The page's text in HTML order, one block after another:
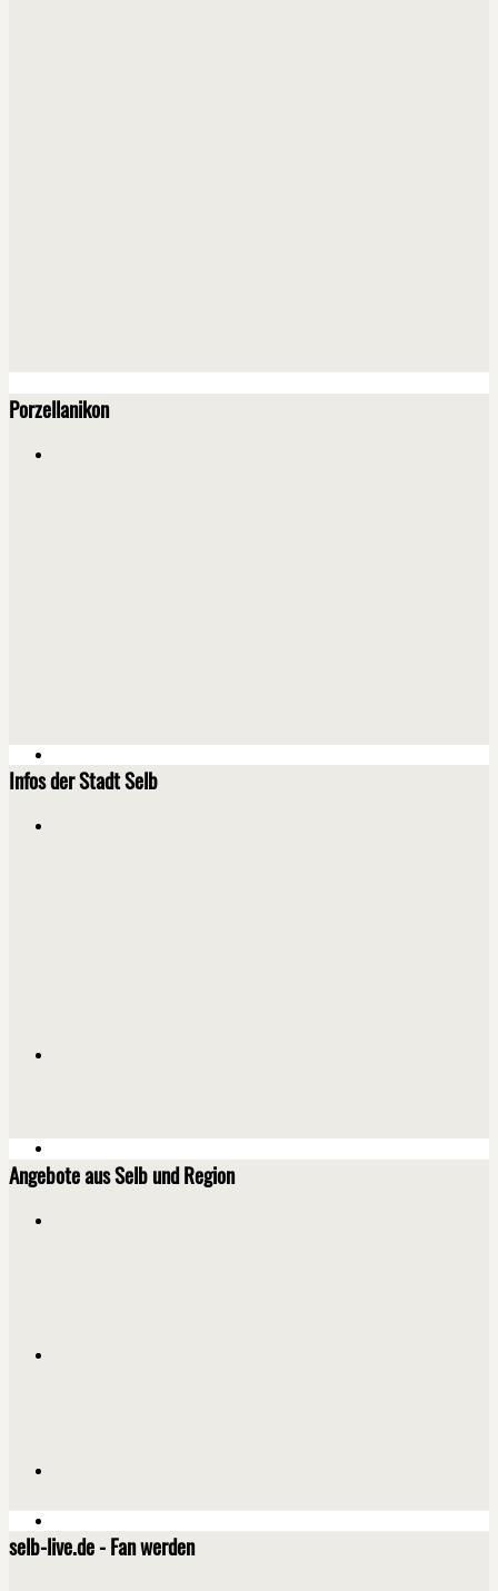
Porzellanikon
Infos der Stadt Selb
Angebote aus Selb und Region
selb-live.de - Fan werden